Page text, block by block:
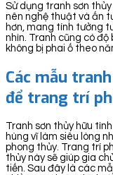
Sử dụng tranh sơn
nên nghệ thuật và ấn
hơn, mang tính tưởng
nhìn. Tranh cũng có độ
không bị phai ố theo
Các mẫu
để trang trí
Tranh sơn thủy hữu
hùng vĩ làm siêu lòng
phong thủy. Trang trí
thủy này sẽ giúp gia
tiến. Sau đây là các